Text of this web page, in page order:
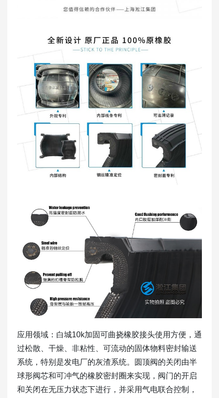
应用领域：白城10k加固可曲挠橡胶接头使用方便，通
过松散、干燥、非粘性、可流动的固体物料密封输送
系统，特别是发电厂的灰渣系统。圆顶阀的关闭由半
球形阀芯和可冲气的橡胶密封圈来实现，阀门的开启
和关闭在无压力状态下进行，并采用气电联合控制，